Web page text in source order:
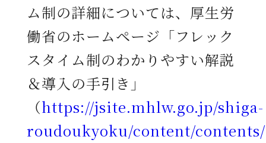
ム制の詳細については、厚生労
働省のホームページ「フレック
スタイム制のわかりやすい解説
＆導入の手引き」
（https://jsite.mhlw.go.jp/shiga-
roudoukyoku/content/contents/